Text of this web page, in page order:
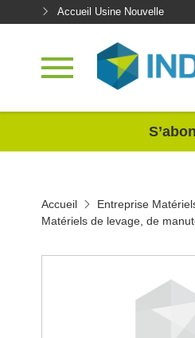
Accueil Usine Nouvelle
Accueil Entreprise
Matériels de levage, de